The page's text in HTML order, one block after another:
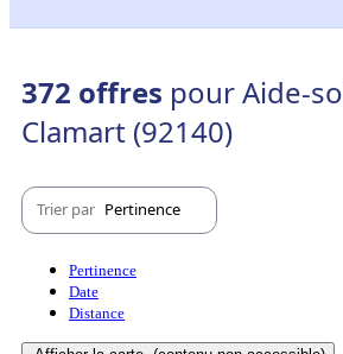
372 offres pour Aide-
Clamart (92140)
Trier par Pertinence
Pertinence
Date
Distance